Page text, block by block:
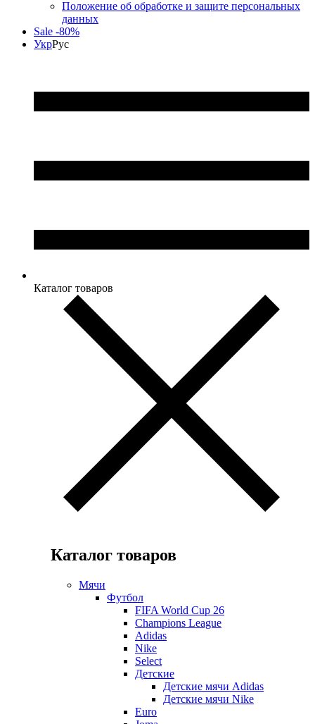
Положение об обработке и защите персональных
данных
Sale -80%
УкрРус
Каталог товаров
Каталог товаров
Мячи
Футбол
FIFA World Cup 26
Champions League
Adidas
Nike
Select
Детские
Детские мячи Adidas
Детские мячи Nike
Euro